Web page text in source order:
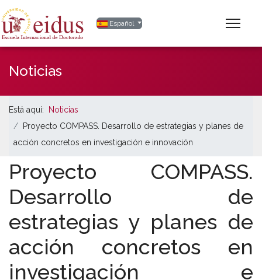
Seleccione su idioma
Español
Noticias
Está aquí:
Noticias
Proyecto COMPASS. Desarrollo de estrategias y planes de
acción concretos en investigación e innovación
Proyecto COMPASS.
Desarrollo de
estrategias y planes de
acción concretos en
investigación e